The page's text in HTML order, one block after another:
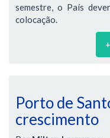
semestre, o País
colocação.
Porto de
crescimento